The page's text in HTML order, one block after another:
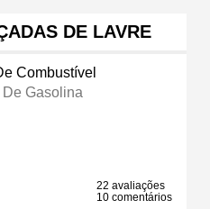
DE LAVRE
Combustível
De Gasolina
22 avaliações
10 comentários